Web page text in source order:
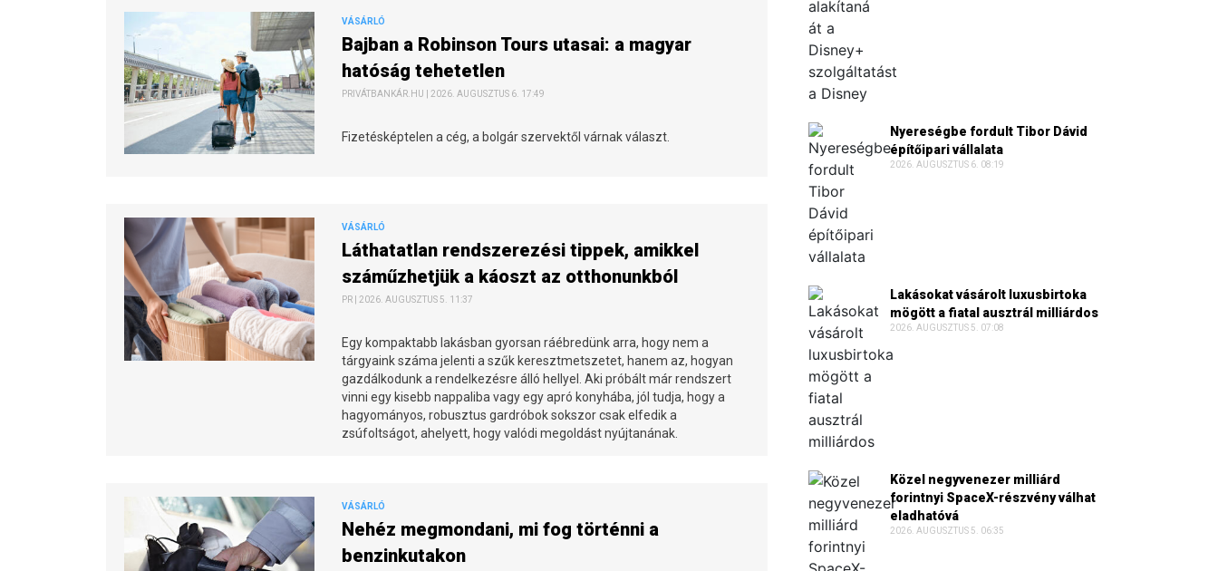
VÁSÁRLÓ
Bajban a Robinson Tours utasai: a magyar
hatóság tehetetlen
PRIVÁTBANKÁR.HU | 2026. AUGUSZTUS 6. 17:49
Fizetésképtelen a cég, a bolgár szervektől várnak választ.
VÁSÁRLÓ
Láthatatlan rendszerezési tippek, amikkel
száműzhetjük a káoszt az otthonunkból
PR | 2026. AUGUSZTUS 5. 11:37
Egy kompaktabb lakásban gyorsan ráébredünk arra, hogy nem a
tárgyaink száma jelenti a szűk keresztmetszetet, hanem az, hogyan
gazdálkodunk a rendelkezésre álló hellyel. Aki próbált már rendszert
vinni egy kisebb nappaliba vagy egy apró konyhába, jól tudja, hogy a
hagyományos, robusztus gardróbok sokszor csak elfedik a
zsúfoltságot, ahelyett, hogy valódi megoldást nyújtanának.
VÁSÁRLÓ
Nehéz megmondani, mi fog történni a
benzinkutakon
Nyereségbe fordult Tibor Dávid
építőipari vállalata
2026. AUGUSZTUS 6. 08:19
Lakásokat vásárolt luxusbirtoka
mögött a fiatal ausztrál milliárdos
2026. AUGUSZTUS 5. 07:08
Közel negyvenezer milliárd
forintnyi SpaceX-részvény válhat
eladhatóvá
2026. AUGUSZTUS 5. 06:35